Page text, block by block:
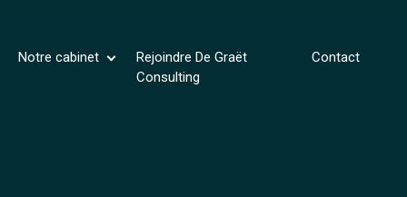
Notre cabinet
Rejoindre De Graët
Consulting
Contact